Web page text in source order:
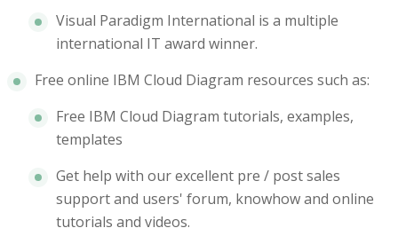
Visual Paradigm International is a multiple
international IT award winner.
Free online IBM Cloud Diagram resources such as:
Free IBM Cloud Diagram tutorials, examples,
templates
Get help with our excellent pre / post sales
support and users' forum, knowhow and online
tutorials and videos.